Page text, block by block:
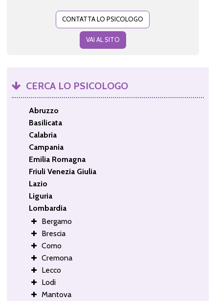
CONTATTA LO PSICOLOGO
VAI AL SITO
CERCA LO PSICOLOGO
Abruzzo
Basilicata
Calabria
Campania
Emilia Romagna
Friuli Venezia Giulia
Lazio
Liguria
Lombardia
Bergamo
Brescia
Como
Cremona
Lecco
Lodi
Mantova